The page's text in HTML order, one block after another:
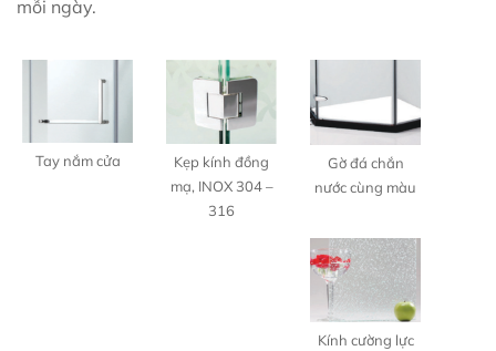
mỗi ngày.
Tay nắm cửa
Kẹp kính đồng
mạ, INOX 304 –
316
Gờ đá chắn
nước cùng màu
Kính cường lực